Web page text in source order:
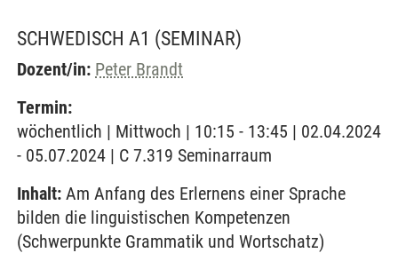
SCHWEDISCH A1 (SEMINAR)
Dozent/in: Peter Brandt
Termin:
wöchentlich | Mittwoch | 10:15 - 13:45 | 02.04.2024
- 05.07.2024 | C 7.319 Seminarraum
Inhalt: Am Anfang des Erlernens einer Sprache
bilden die linguistischen Kompetenzen
(Schwerpunkte Grammatik und Wortschatz)